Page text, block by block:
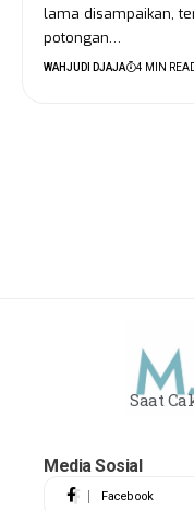
lama disampaikan,
potongan…
WAHJUDI DJAJA 4 MIN
Saat
Media Sosial
Facebook